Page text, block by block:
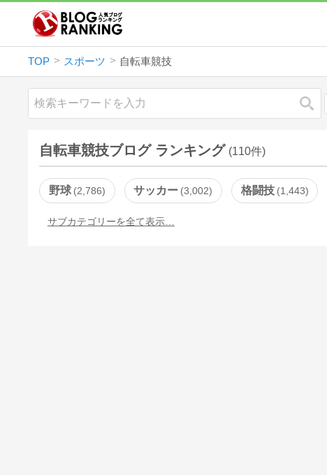
TOP スポーツ 自転車競技
検索
自転車競技ブログ ランキング (110件)
野球 2,786 サッカー 3,002 格闘技 1,443
サブカテゴリーを全て表示…